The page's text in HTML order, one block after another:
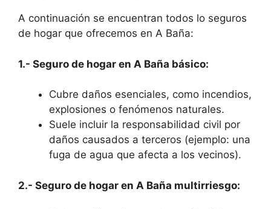
A continuación se encuentran todos lo seguros
de hogar que ofrecemos en A Baña:
1.- Seguro de hogar en A Baña básico:
Cubre daños esenciales, como incendios,
explosiones o fenómenos naturales.
Suele incluir la responsabilidad civil por
daños causados a terceros (ejemplo: una
fuga de agua que afecta a los vecinos).
2.- Seguro de hogar en A Baña multirriesgo: